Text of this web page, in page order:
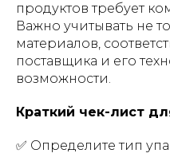
продуктов требует
Важно учитывать не
материалов,
поставщика и его
возможности.
Краткий чек-лист
✅ Определите тип